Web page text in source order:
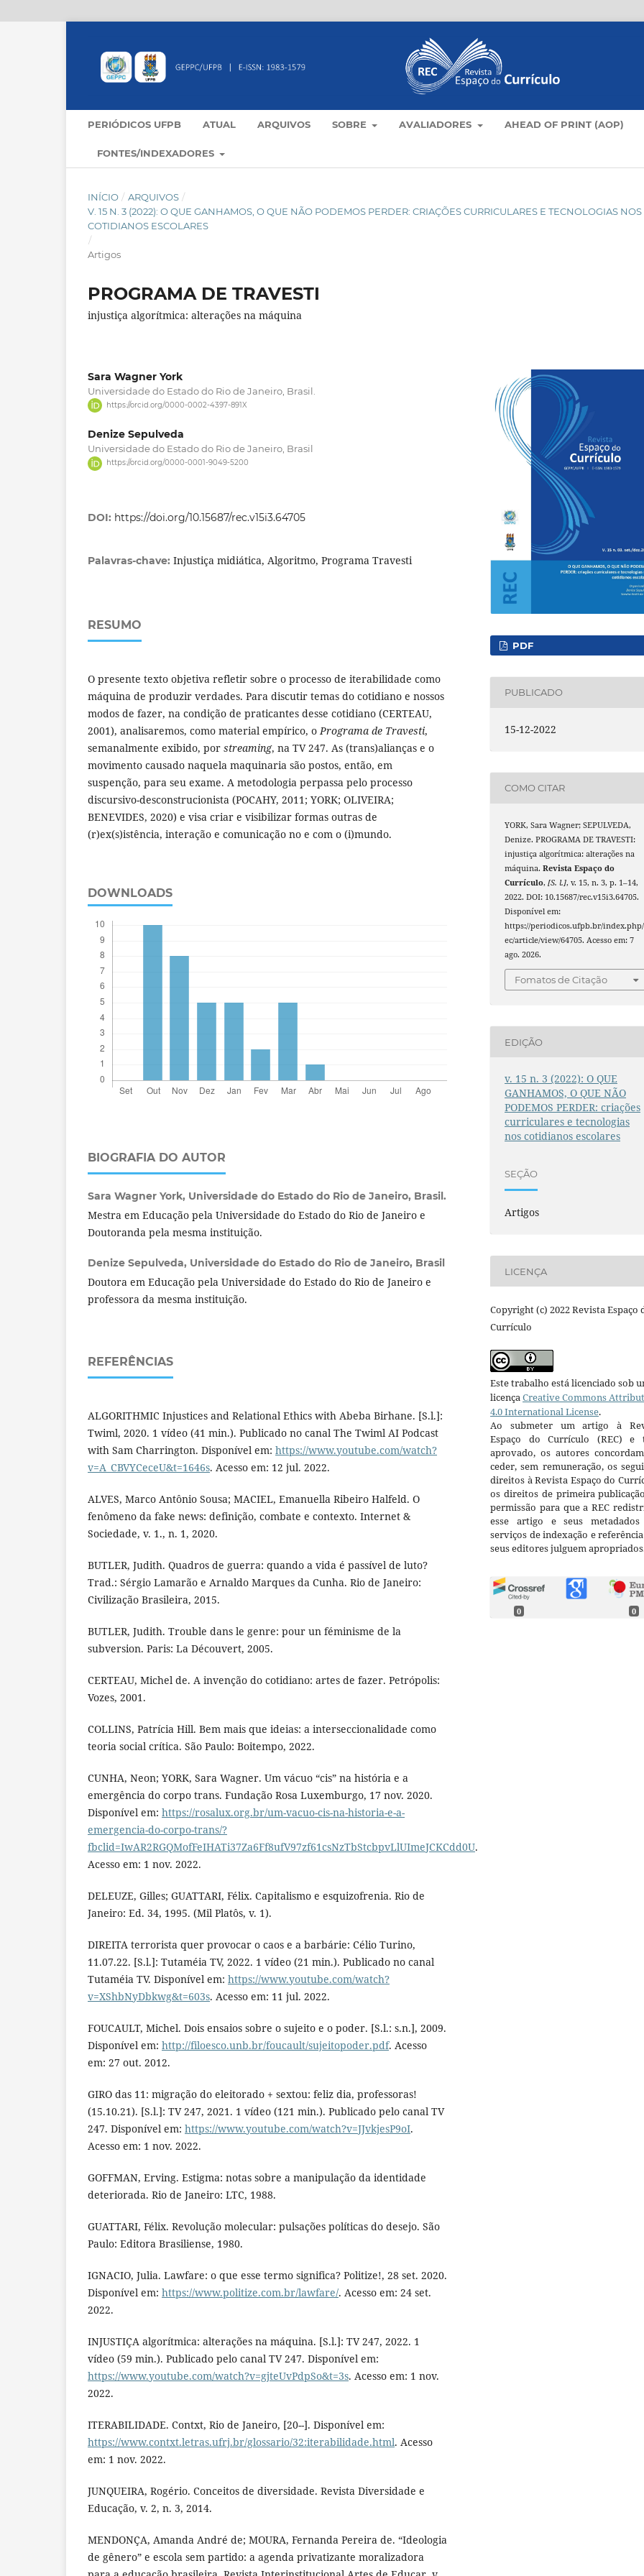
PERIÓDICOS UFPB ATUAL ARQUIVOS SOBRE AVALIADORES AHEAD OF PRINT (AOP)
FONTES/INDEXADORES
INÍCIO / ARQUIVOS /
V. 15 N. 3 (2022): O QUE GANHAMOS, O QUE NÃO PODEMOS PERDER: CRIAÇÕES CURRICULARES E TECNOLOGIAS NOS
COTIDIANOS ESCOLARES
/
Artigos
PROGRAMA DE TRAVESTI
injustiça algorítmica: alterações na máquina
Sara Wagner York
Universidade do Estado do Rio de Janeiro, Brasil.
https://orcid.org/0000-0002-4397-891X
Denize Sepulveda
Universidade do Estado do Rio de Janeiro, Brasil
https://orcid.org/0000-0001-9049-5200
DOI: https://doi.org/10.15687/rec.v15i3.64705
Palavras-chave: Injustiça midiática, Algoritmo, Programa Travesti
RESUMO
O presente texto objetiva refletir sobre o processo de iterabilidade como
máquina de produzir verdades. Para discutir temas do cotidiano e nossos
modos de fazer, na condição de praticantes desse cotidiano (CERTEAU,
2001), analisaremos, como material empírico, o Programa de Travesti,
semanalmente exibido, por streaming, na TV 247. As (trans)alianças e o
movimento causado naquela maquinaria são postos, então, em
suspenção, para seu exame. A metodologia perpassa pelo processo
discursivo-desconstrucionista (POCAHY, 2011; YORK; OLIVEIRA;
BENEVIDES, 2020) e visa criar e visibilizar formas outras de
(r)ex(s)istência, interação e comunicação no e com o (i)mundo.
DOWNLOADS
BIOGRAFIA DO AUTOR
Sara Wagner York, Universidade do Estado do Rio de Janeiro, Brasil.
Mestra em Educação pela Universidade do Estado do Rio de Janeiro e
Doutoranda pela mesma instituição.
Denize Sepulveda, Universidade do Estado do Rio de Janeiro, Brasil
Doutora em Educação pela Universidade do Estado do Rio de Janeiro e
professora da mesma instituição.
REFERÊNCIAS
ALGORITHMIC Injustices and Relational Ethics with Abeba Birhane. [S.l.]:
Twiml, 2020. 1 vídeo (41 min.). Publicado no canal The Twiml AI Podcast
with Sam Charrington. Disponível em: https://www.youtube.com/watch?
v=A_CBVYCeceU&t=1646s. Acesso em: 12 jul. 2022.
ALVES, Marco Antônio Sousa; MACIEL, Emanuella Ribeiro Halfeld. O
fenômeno da fake news: definição, combate e contexto. Internet &
Sociedade, v. 1., n. 1, 2020.
BUTLER, Judith. Quadros de guerra: quando a vida é passível de luto?
Trad.: Sérgio Lamarão e Arnaldo Marques da Cunha. Rio de Janeiro:
Civilização Brasileira, 2015.
BUTLER, Judith. Trouble dans le genre: pour un féminisme de la
subversion. Paris: La Découvert, 2005.
CERTEAU, Michel de. A invenção do cotidiano: artes de fazer. Petrópolis:
Vozes, 2001.
COLLINS, Patrícia Hill. Bem mais que ideias: a interseccionalidade como
teoria social crítica. São Paulo: Boitempo, 2022.
CUNHA, Neon; YORK, Sara Wagner. Um vácuo “cis” na história e a
emergência do corpo trans. Fundação Rosa Luxemburgo, 17 nov. 2020.
Disponível em: https://rosalux.org.br/um-vacuo-cis-na-historia-e-a-
emergencia-do-corpo-trans/?
fbclid=IwAR2RGQMofFeIHATi37Za6Ff8ufV97zf61csNzTbStcbpvLlUImeJCKCdd0U.
Acesso em: 1 nov. 2022.
DELEUZE, Gilles; GUATTARI, Félix. Capitalismo e esquizofrenia. Rio de
Janeiro: Ed. 34, 1995. (Mil Platôs, v. 1).
DIREITA terrorista quer provocar o caos e a barbárie: Célio Turino,
11.07.22. [S.l.]: Tutaméia TV, 2022. 1 vídeo (21 min.). Publicado no canal
Tutaméia TV. Disponível em: https://www.youtube.com/watch?
v=XShbNyDbkwg&t=603s. Acesso em: 11 jul. 2022.
FOUCAULT, Michel. Dois ensaios sobre o sujeito e o poder. [S.l.: s.n.], 2009.
Disponível em: http://filoesco.unb.br/foucault/sujeitopoder.pdf. Acesso
em: 27 out. 2012.
GIRO das 11: migração do eleitorado + sextou: feliz dia, professoras!
(15.10.21). [S.l.]: TV 247, 2021. 1 vídeo (121 min.). Publicado pelo canal TV
247. Disponível em: https://www.youtube.com/watch?v=JJvkjesP9oI.
Acesso em: 1 nov. 2022.
GOFFMAN, Erving. Estigma: notas sobre a manipulação da identidade
deteriorada. Rio de Janeiro: LTC, 1988.
GUATTARI, Félix. Revolução molecular: pulsações políticas do desejo. São
Paulo: Editora Brasiliense, 1980.
IGNACIO, Julia. Lawfare: o que esse termo significa? Politize!, 28 set. 2020.
Disponível em: https://www.politize.com.br/lawfare/. Acesso em: 24 set.
2022.
INJUSTIÇA algorítmica: alterações na máquina. [S.l.]: TV 247, 2022. 1
vídeo (59 min.). Publicado pelo canal TV 247. Disponível em:
https://www.youtube.com/watch?v=gjteUvPdpSo&t=3s. Acesso em: 1 nov.
2022.
ITERABILIDADE. Contxt, Rio de Janeiro, [20--]. Disponível em:
https://www.contxt.letras.ufrj.br/glossario/32:iterabilidade.html. Acesso
em: 1 nov. 2022.
JUNQUEIRA, Rogério. Conceitos de diversidade. Revista Diversidade e
Educação, v. 2, n. 3, 2014.
MENDONÇA, Amanda André de; MOURA, Fernanda Pereira de. “Ideologia
de gênero” e escola sem partido: a agenda privatizante moralizadora
PDF
PUBLICADO
15-12-2022
COMO CITAR
YORK, Sara Wagner; SEPULVEDA,
Denize. PROGRAMA DE TRAVESTI:
injustiça algorítmica: alterações na
máquina.Revista Espaço do
Currículo,[S. l.], v. 15, n. 3, p. 1–14,
2022. DOI: 10.15687/rec.v15i3.64705.
Disponível em:
https://periodicos.ufpb.br/
ec/article/view/64705. Acesso em: 7
ago. 2026.
Fomatos de Citação
EDIÇÃO
v. 15 n. 3 (2022): O QUE
GANHAMOS, O QUE NÃO
PODEMOS PERDER: criações
curriculares e tecnologias
nos cotidianos escolares
SEÇÃO
Artigos
LICENÇA
Copyright (c) 2022 Revista Espaço
Currículo
Este trabalho está licenciado sob
licençaCreative Commons
4.0 International License.
Ao submeter um artigo à
Espaço do Currículo (REC) e
aprovado, os autores
ceder, sem remuneração, os
direitos à Revista Espaço do
os direitos de primeira
permissão para que a REC
esse artigo e seus metadados
serviços de indexação e
seus editores julguem
0 0